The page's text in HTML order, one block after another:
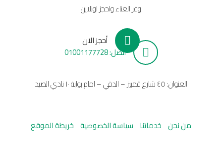
وفر العناء واحجز اونلاين
أحجز الان
أتصل: 01001177728
العنوان: ٤٥ شارع قمبيز – الدقي – امام بوابة ١٠ نادي الصيد
من نحن خدماتنا سياسة الخصوصية خريطة الموقع